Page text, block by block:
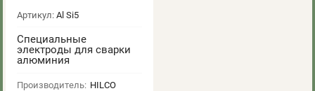
Артикул: Al Si5
Специальные
электроды для сварки
алюминия
Производитель: HILCO